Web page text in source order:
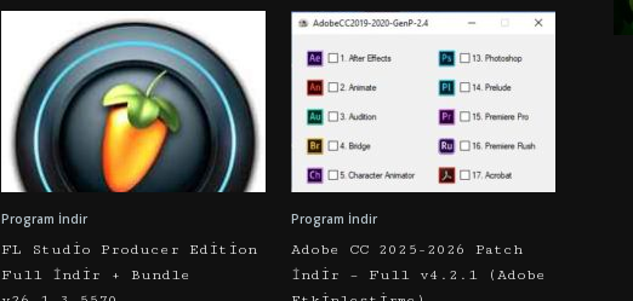
Program İndir
FL Studio Producer Edition
Full İndir + Bundle
Program İndir
Adobe CC 2025-2026 Patch
İndir – Full v4.2.1 (Adobe